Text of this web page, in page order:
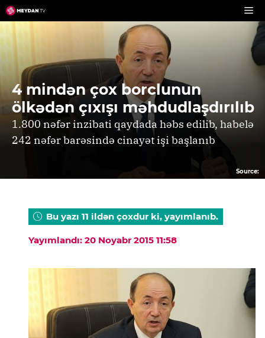
Skip
to
content
4 mindən çox borclunun
ölkədən çıxışı məhdudlaşdırılıb
1.800 nəfər inzibati qaydada həbs edilib, habelə
242 nəfər barəsində cinayət işi başlanıb
Source:
Bu yazı 11 ildən çoxdur ki, yayımlanıb.
Yayımlandı: 20 Noyabr 2015 11:58